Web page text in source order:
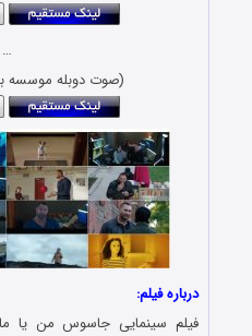
…
(صوت دوبله موسسه با حجم 91
درباره فیلم:
فیلم سینمایی جاسوس من یا